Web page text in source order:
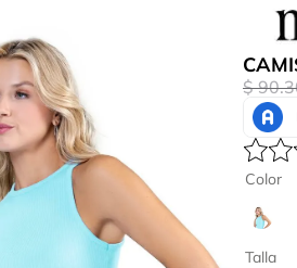
$ 90.
Talla
Color